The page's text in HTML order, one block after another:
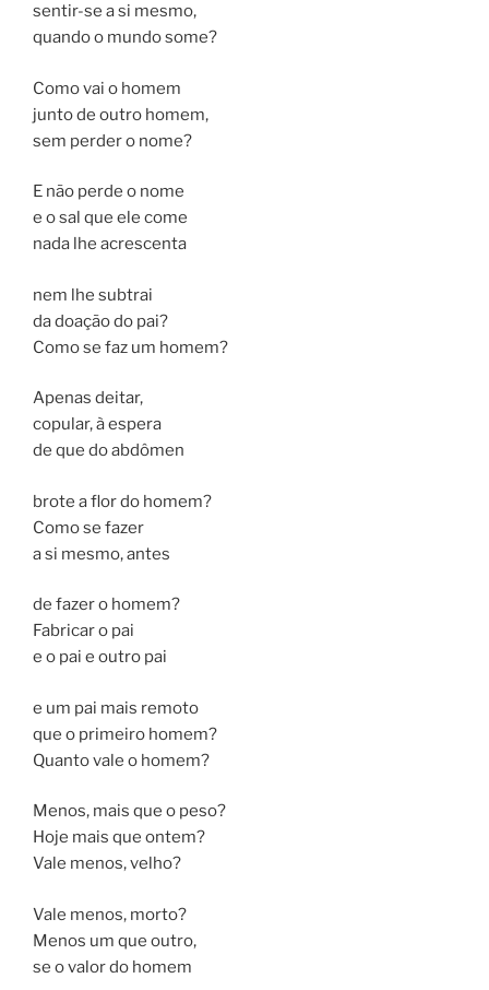
sentir-se a si mesmo,
quando o mundo some?
Como vai o homem
junto de outro homem,
sem perder o nome?
E não perde o nome
e o sal que ele come
nada lhe acrescenta
nem lhe subtrai
da doação do pai?
Como se faz um homem?
Apenas deitar,
copular, à espera
de que do abdômen
brote a flor do homem?
Como se fazer
a si mesmo, antes
de fazer o homem?
Fabricar o pai
e o pai e outro pai
e um pai mais remoto
que o primeiro homem?
Quanto vale o homem?
Menos, mais que o peso?
Hoje mais que ontem?
Vale menos, velho?
Vale menos, morto?
Menos um que outro,
se o valor do homem